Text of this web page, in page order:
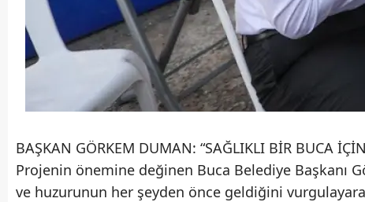
BAŞKAN GÖRKEM DUMAN: “SAĞLIKLI BİR BUCA
Projenin önemine değinen Buca Belediye Başkanı
ve huzurunun her şeyden önce geldiğini